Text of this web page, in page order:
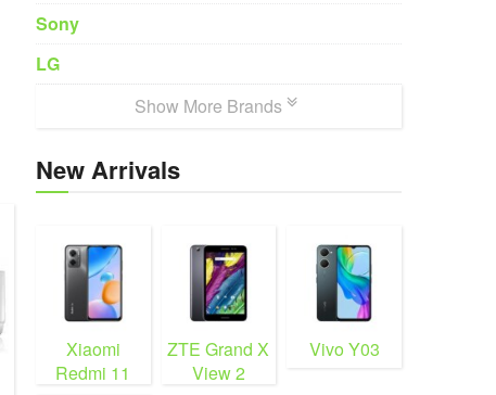
Sony
LG
Show More Brands
New Arrivals
Xiaomi
Redmi 11
ZTE Grand X
View 2
Vivo Y03